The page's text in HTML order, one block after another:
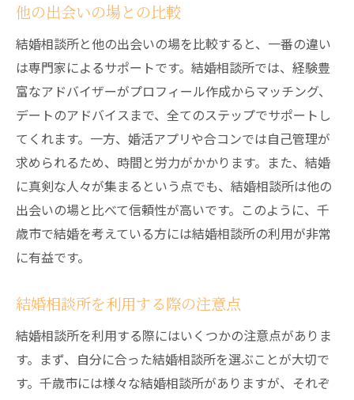
他の出会いの場との比較
結婚相談所と他の出会いの場を比較すると、一番の違い
は専門家によるサポートです。結婚相談所では、経験豊
富なアドバイザーがプロフィール作成からマッチング、
デートのアドバイスまで、全てのステップでサポートし
てくれます。一方、婚活アプリや合コンでは自己管理が
求められるため、時間と労力がかかります。また、結婚
に真剣な人々が集まるという点でも、結婚相談所は他の
出会いの場と比べて信頼性が高いです。このように、千
歳市で結婚を考えている方には結婚相談所の利用が非常
に有益です。
結婚相談所を利用する際の注意点
結婚相談所を利用する際にはいくつかの注意点がありま
す。まず、自分に合った結婚相談所を選ぶことが大切で
す。千歳市には様々な結婚相談所がありますが、それぞ